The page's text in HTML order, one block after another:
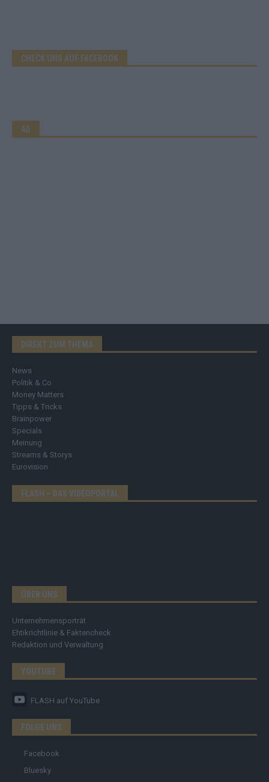
CHECK UNS AUF FACEBOOK
AD
DIREKT ZUM THEMA
News
Politik & Co
Money Matters
Tipps & Tricks
Brainpower
Specials
Meinung
Streams & Storys
Eurovision
FLASH – DAS VIDEOPORTAL
ÜBER UNS
Unternehmensporträt
Ehtikrichtlinie & Faktencheck
Redaktion und Verwaltung
YOUTUBE
FLASH auf YouTube
FOLGE UNS
Facebook
Bluesky